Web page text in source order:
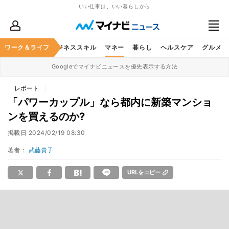
いい仕事は、いい暮らしから
ワーク＆ライフ
キャリア ビジネススキル マネー 暮らし ヘルスケア グルメ
Googleでマイナビニュースを優先表示する方法
レポート
「パワーカップル」なら都内に新築マンショ
ンを買えるのか?
掲載日 2024/02/19 08:30
著者： 武藤貴子
URLをコピー